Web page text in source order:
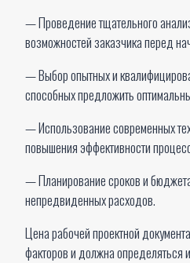
— Проведение тщательного
возможностей заказчика перед
— Выбор опытных и
способных предложить
— Использование современных
повышения эффективности
— Планирование сроков и
непредвиденных расходов.
Цена рабочей проектной
факторов и должна